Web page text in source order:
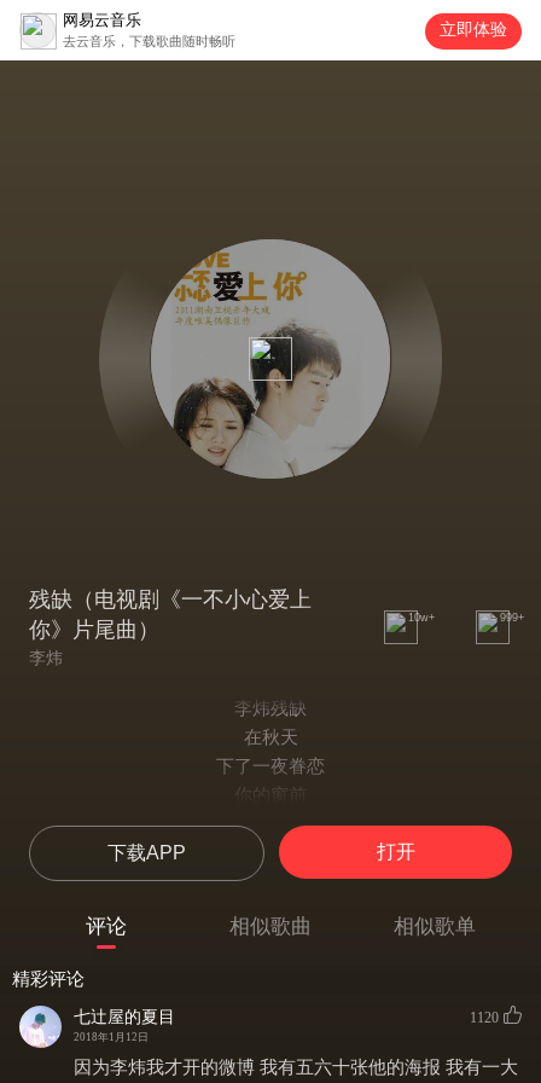
网易云音乐
去云音乐，下载歌曲随时畅听
立即体验
残缺（电视剧《一不小心爱上
你》片尾曲）
李炜
10w+ 999+
李炜残缺
在秋天
下了一夜眷恋
你的窗前
还留着我路过的视线
从眼中
读懂一些
爱错开在这个季节
有意无意的疏远
下载APP 打开
评论 相似歌曲 相似歌单
精彩评论
七辻屋的夏目
2018年1月12日
1120
因为李炜我才开的微博 我有五六十张他的海报 我有一大